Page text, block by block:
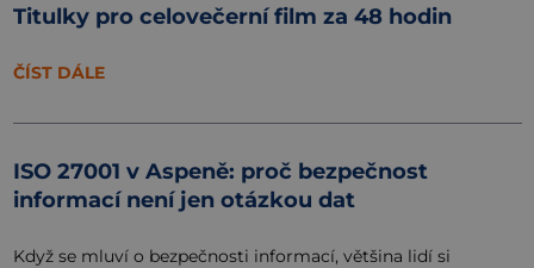
Titulky pro celovečerní film za 48 hodin
ČÍST DÁLE
ISO 27001 v Aspeně: proč bezpečnost
informací není jen otázkou dat
Když se mluví o bezpečnosti informací, většina lidí si